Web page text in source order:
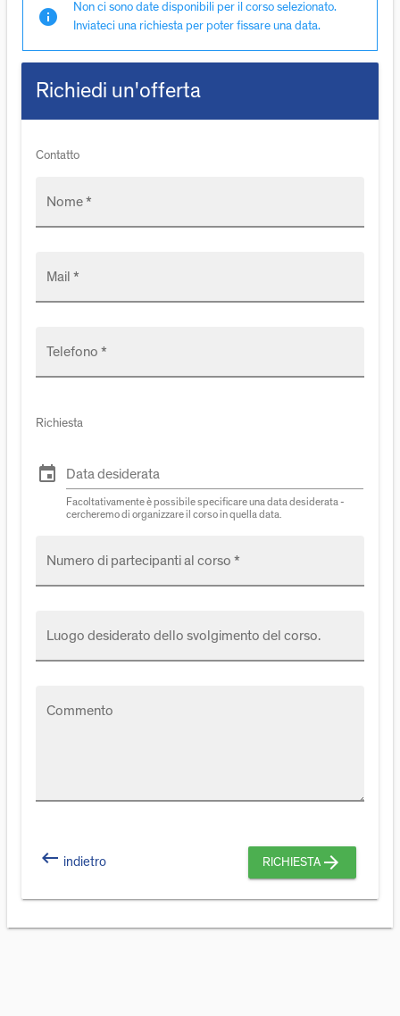
info
Non ci sono date disponibili per il corso selezionato.
Inviateci una richiesta per poter fissare una data.
Richiedi un'offerta
Contatto
Nome *
Mail *
Telefono *
Richiesta
event Data desiderata
Facoltativamente è possibile specificare una data desiderata -
cercheremo di organizzare il corso in quella data.
Numero di partecipanti al corso *
Luogo desiderato dello svolgimento del corso.
Commento
keyboard_backspace indietro RICHIESTA arrow_forward